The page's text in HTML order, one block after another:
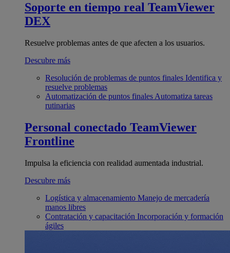
Soporte en tiempo real TeamViewer
DEX
Resuelve problemas antes de que afecten a los usuarios.
Descubre más
Resolución de problemas de puntos finales Identifica y
resuelve problemas
Automatización de puntos finales Automatiza tareas
rutinarias
Personal conectado TeamViewer
Frontline
Impulsa la eficiencia con realidad aumentada industrial.
Descubre más
Logística y almacenamiento Manejo de mercadería
manos libres
Contratación y capacitación Incorporación y formación
ágiles